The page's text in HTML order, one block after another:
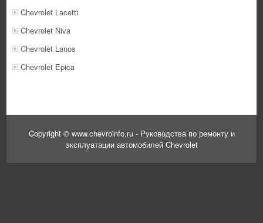
Chevrolet Lacetti
Chevrolet Niva
Chevrolet Lanos
Chevrolet Epica
Copyright © www.chevroinfo.ru - Руководства по ремонту и
эксплуатации автомобилей Chevrolet